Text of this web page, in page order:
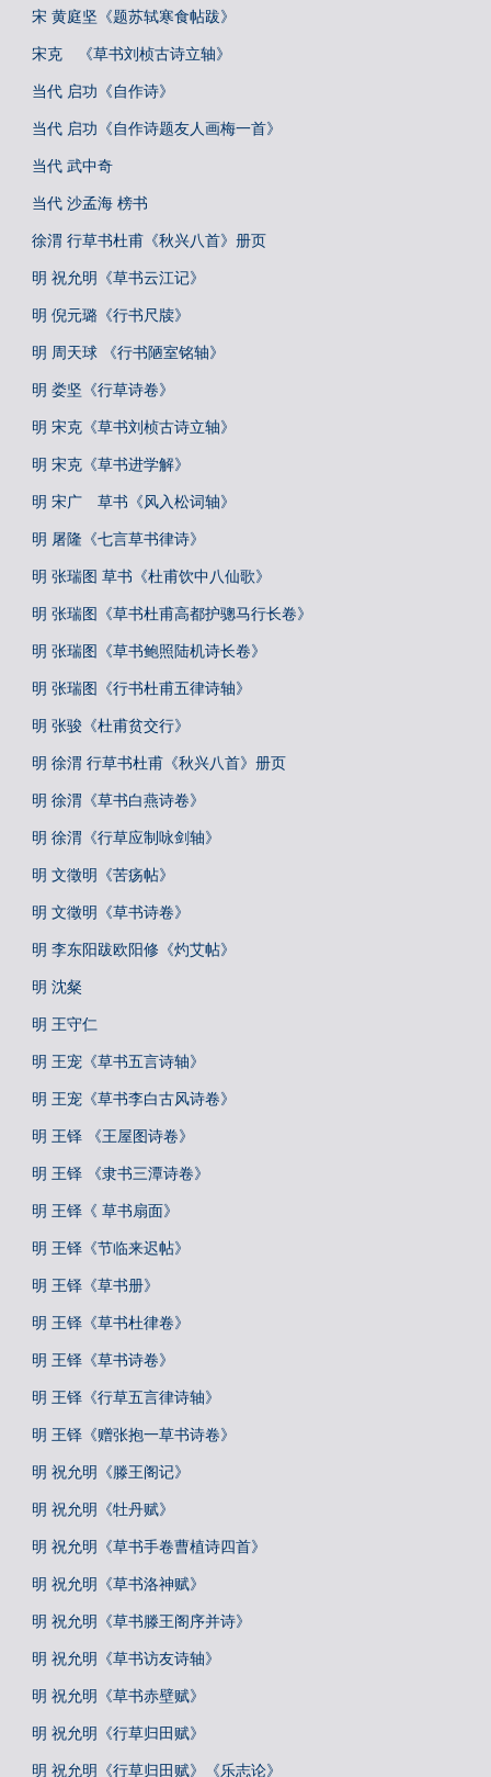
宋 黄庭坚《题苏轼寒食帖跋》
宋克 《草书刘桢古诗立轴》
当代 启功《自作诗》
当代 启功《自作诗题友人画梅一首》
当代 武中奇
当代 沙孟海 榜书
徐渭 行草书杜甫《秋兴八首》册页
明 祝允明《草书云江记》
明 倪元璐《行书尺牍》
明 周天球 《行书陋室铭轴》
明 娄坚《行草诗卷》
明 宋克《草书刘桢古诗立轴》
明 宋克《草书进学解》
明 宋广 草书《风入松词轴》
明 屠隆《七言草书律诗》
明 张瑞图 草书《杜甫饮中八仙歌》
明 张瑞图《草书杜甫高都护骢马行长卷》
明 张瑞图《草书鲍照陆机诗长卷》
明 张瑞图《行书杜甫五律诗轴》
明 张骏《杜甫贫交行》
明 徐渭 行草书杜甫《秋兴八首》册页
明 徐渭《草书白燕诗卷》
明 徐渭《行草应制咏剑轴》
明 文徵明《苦疡帖》
明 文徵明《草书诗卷》
明 李东阳跋欧阳修《灼艾帖》
明 沈粲
明 王守仁
明 王宠《草书五言诗轴》
明 王宠《草书李白古风诗卷》
明 王铎 《王屋图诗卷》
明 王铎 《隶书三潭诗卷》
明 王铎《 草书扇面》
明 王铎《节临来迟帖》
明 王铎《草书册》
明 王铎《草书杜律卷》
明 王铎《草书诗卷》
明 王铎《行草五言律诗轴》
明 王铎《赠张抱一草书诗卷》
明 祝允明《滕王阁记》
明 祝允明《牡丹赋》
明 祝允明《草书手卷曹植诗四首》
明 祝允明《草书洛神赋》
明 祝允明《草书滕王阁序并诗》
明 祝允明《草书访友诗轴》
明 祝允明《草书赤壁赋》
明 祝允明《行草归田赋》
明 祝允明《行草归田赋》《乐志论》